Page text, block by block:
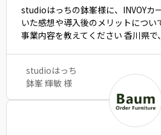
studioはっちの鉢峯様に、INVOYカ
いた感想や導入後のメリットについ
事業内容を教えてください 香川県
studioはっち
鉢峯 輝敏 様